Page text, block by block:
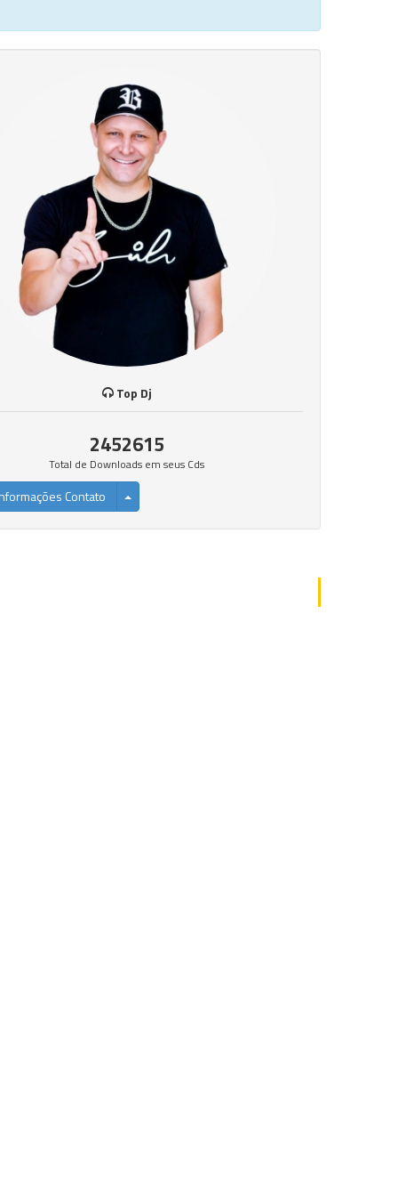
Top Dj
2452615
Total de Downloads em seus Cds
Contato